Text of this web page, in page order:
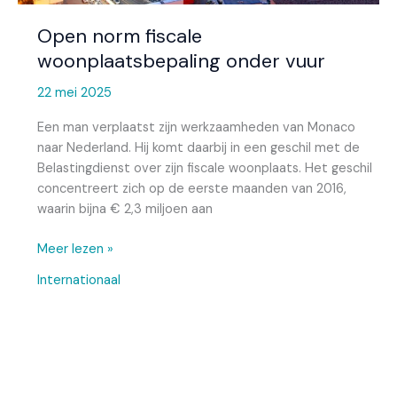
Open norm fiscale
woonplaatsbepaling onder vuur
22 mei 2025
Een man verplaatst zijn werkzaamheden van Monaco
naar Nederland. Hij komt daarbij in een geschil met de
Belastingdienst over zijn fiscale woonplaats. Het geschil
concentreert zich op de eerste maanden van 2016,
waarin bijna € 2,3 miljoen aan
Meer lezen »
Internationaal